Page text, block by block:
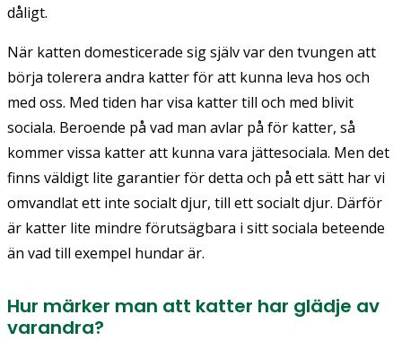
dåligt.
När katten domesticerade sig själv var den tvungen att
börja tolerera andra katter för att kunna leva hos och
med oss. Med tiden har visa katter till och med blivit
sociala. Beroende på vad man avlar på för katter, så
kommer vissa katter att kunna vara jättesociala. Men det
finns väldigt lite garantier för detta och på ett sätt har vi
omvandlat ett inte socialt djur, till ett socialt djur. Därför
är katter lite mindre förutsägbara i sitt sociala beteende
än vad till exempel hundar är.
Hur märker man att katter har glädje av
varandra?